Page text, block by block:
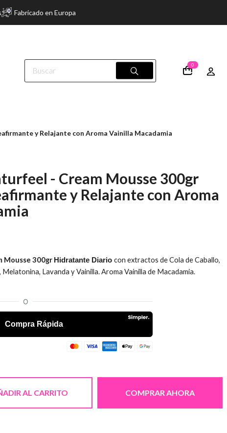
Fabricado en Europa
0
y Relajante con Aroma Vainilla Macadamia
- Cream Mousse 300gr
y Relajante con Aroma
Mousse 300gr Hidratante Diario con extractos de Cola de Caballo,
Lavanda y Vainilla. Aroma Vainilla de Macadamia.
AL CARRITO COMPRAR AHORA